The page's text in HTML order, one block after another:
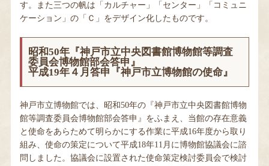
す。また三つの帆は「カルチャー」「センター」「コミュニ
ケーション」の「Ｃ」をデザイン化したものです。
昭和50年『神戸市立中央図書館博物館等調査
委員会博物館部会答申』
平成19年４月答申『神戸市立博物館の使命』
神戸市立博物館では、昭和50年の『神戸市立中央図書館博物
館等調査委員会博物館部会答申』をふまえ、当館の存在意義
と使命をあらためて明らかにする作業に平成16年度から取り
組み、使命の策定について平成18年11月に博物館協議会に諮
問しました。協議会に設置された使命策定検討委員会で検討